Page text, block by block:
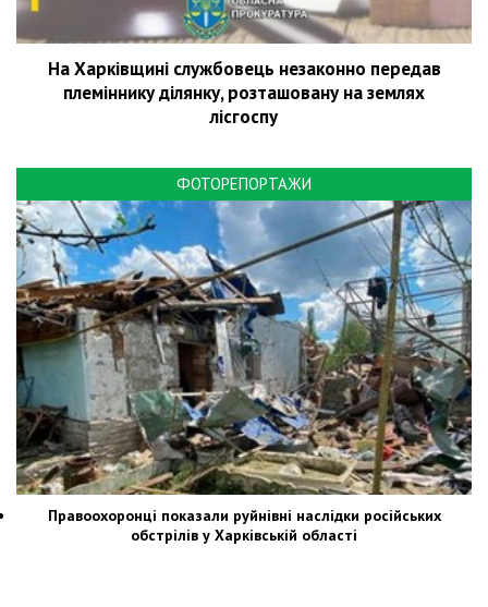
На Харківщині службовець незаконно передав
племіннику ділянку, розташовану на землях
лісгоспу
ФОТОРЕПОРТАЖИ
Правоохоронці показали руйнівні наслідки російських
обстрілів у Харківській області